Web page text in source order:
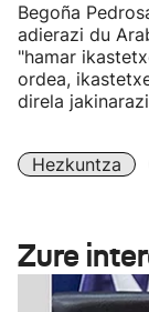
Begoña
adierazi du
"hamar
ordea,
direla
Hezkuntza
Zure